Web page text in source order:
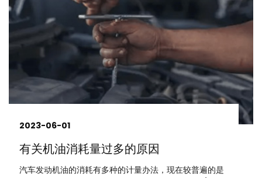
2023-06-01
有关机油消耗量过多的原因
汽车发动机油的消耗有多种的计量办法，现在较普遍的是